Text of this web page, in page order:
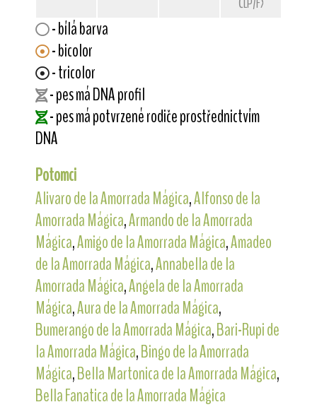
- bílá barva
- bicolor
- tricolor
- pes má DNA profil
- pes má potvrzené rodiče prostřednictvím
DNA
Potomci
Alivaro de la Amorrada Mágica,Alfonso de la
Amorrada Mágica,Armando de la Amorrada
Mágica,Amigo de la Amorrada Mágica,Amadeo
de la Amorrada Mágica,Annabella de la
Amorrada Mágica,Angela de la Amorrada
Mágica,Aura de la Amorrada Mágica,
Bumerango de la Amorrada Mágica,Bari-Rupi de
la Amorrada Mágica,Bingo de la Amorrada
Mágica,Bella Martonica de la Amorrada Mágica,
Bella Fanatica de la Amorrada Mágica